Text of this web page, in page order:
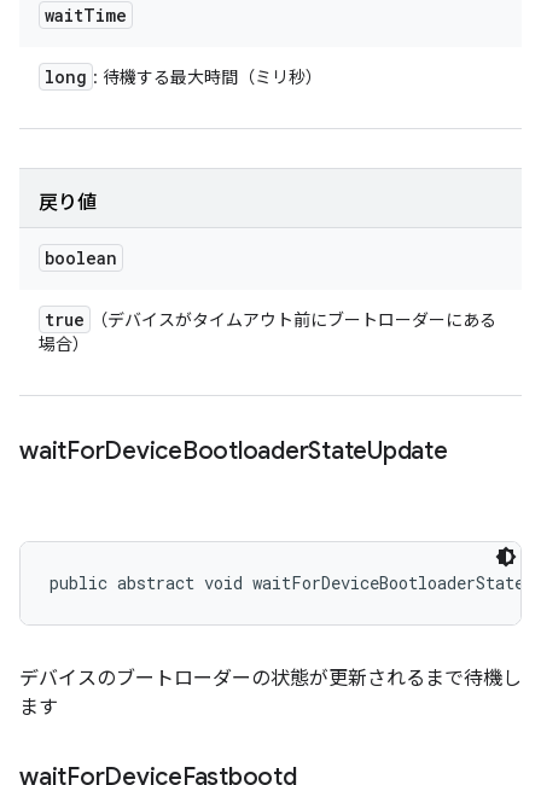
waitTime
long : 待機する最大時間（ミリ秒）
戻り値
boolean
true
（デバイスがタイムアウト前にブートローダーにある
場合）
waitForDeviceBootloaderStateUpdate
public abstract void
デバイスのブートローダーの状態が更新されるまで待機し
ます
waitForDeviceFastbootd